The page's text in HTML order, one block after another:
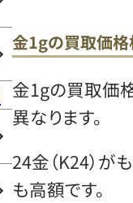
金1gの買取価
金1gの買取価
異なります。
24金（K24）が
も高額です。